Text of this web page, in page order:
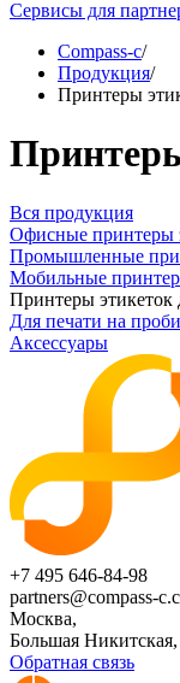
Сервисы для
Compass-c/
Продукция/
Принтеры
Вся продукция
Офисные принтеры
Промышленные
Мобильные
Принтеры этикеток
Для печати на
Аксессуары
+7 495 646-84-98
partners@compass-
Москва,
Большая Никитская,
Обратная связь